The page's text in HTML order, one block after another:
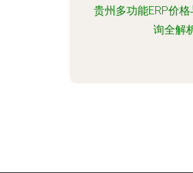
贵州多功能ERP价
询全解